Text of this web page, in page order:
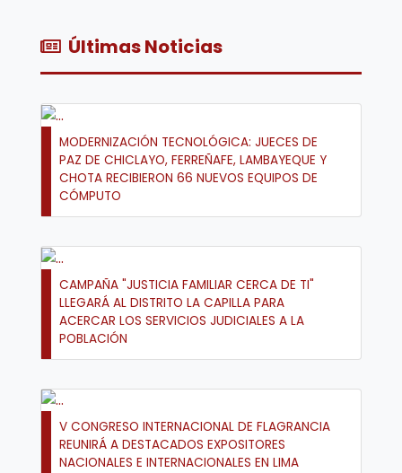
Últimas Noticias
MODERNIZACIÓN TECNOLÓGICA: JUECES DE
PAZ DE CHICLAYO, FERREÑAFE, LAMBAYEQUE Y
CHOTA RECIBIERON 66 NUEVOS EQUIPOS DE
CÓMPUTO
CAMPAÑA "JUSTICIA FAMILIAR CERCA DE TI"
LLEGARÁ AL DISTRITO LA CAPILLA PARA
ACERCAR LOS SERVICIOS JUDICIALES A LA
POBLACIÓN
V CONGRESO INTERNACIONAL DE FLAGRANCIA
REUNIRÁ A DESTACADOS EXPOSITORES
NACIONALES E INTERNACIONALES EN LIMA